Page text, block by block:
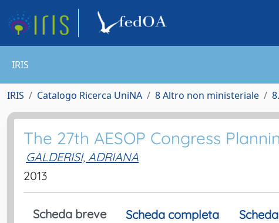
IRIS
IRIS Catalogo Ricerca UniNA 8 Altro non ministeriale
The 27th AESOP Congress
GALDERISI, ADRIANA
2013
Scheda breve Scheda completa